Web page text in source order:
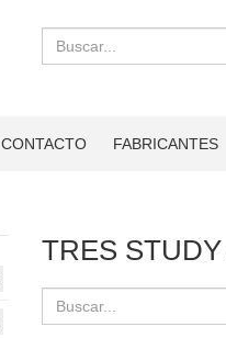
CONTACTO FABRICANTES
TRES